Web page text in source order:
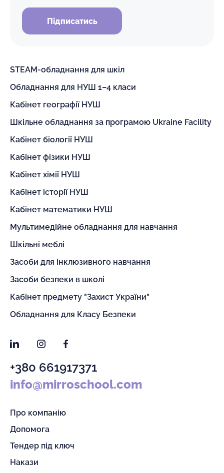
Підписатись
STEAM-обладнання для шкіл
Обладнання для НУШ 1–4 класи
Кабінет географії НУШ
Шкільне обладнання за програмою Ukraine Facility
Кабінет біології НУШ
Кабінет фізики НУШ
Кабінет хімії НУШ
Кабінет історії НУШ
Кабінет математики НУШ
Мультимедійне обладнання для навчання
Шкільні меблі
Засоби для інклюзивного навчання
Засоби безпеки в школі
Кабінет предмету "Захист України"
Обладнання для Класу Безпеки
LinkedInInstagramFacebook
+380 661917371
info@mirroschool.com
Про компанію
Допомога
Тендер під ключ
Накази